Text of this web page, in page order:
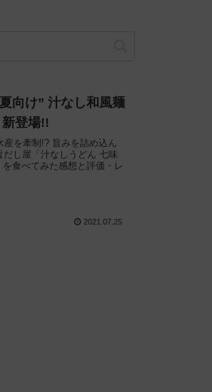
向け” 汁なし和風麺
新登場!!
産を牽制!? 旨みを詰め込ん
し屋「汁なしうどん 七味
食べてみた感想と評価・レ
2021.07.25